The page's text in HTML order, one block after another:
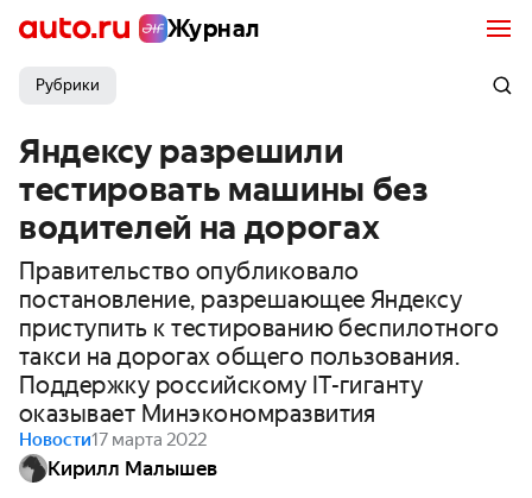
Журнал
Рубрики
Яндексу разрешили
тестировать машины без
водителей на дорогах
Правительство опубликовало
постановление, разрешающее Яндексу
приступить к тестированию беспилотного
такси на дорогах общего пользования.
Поддержку российскому IT-гиганту
оказывает Минэкономразвития
Новости17 марта 2022
Кирилл Малышев